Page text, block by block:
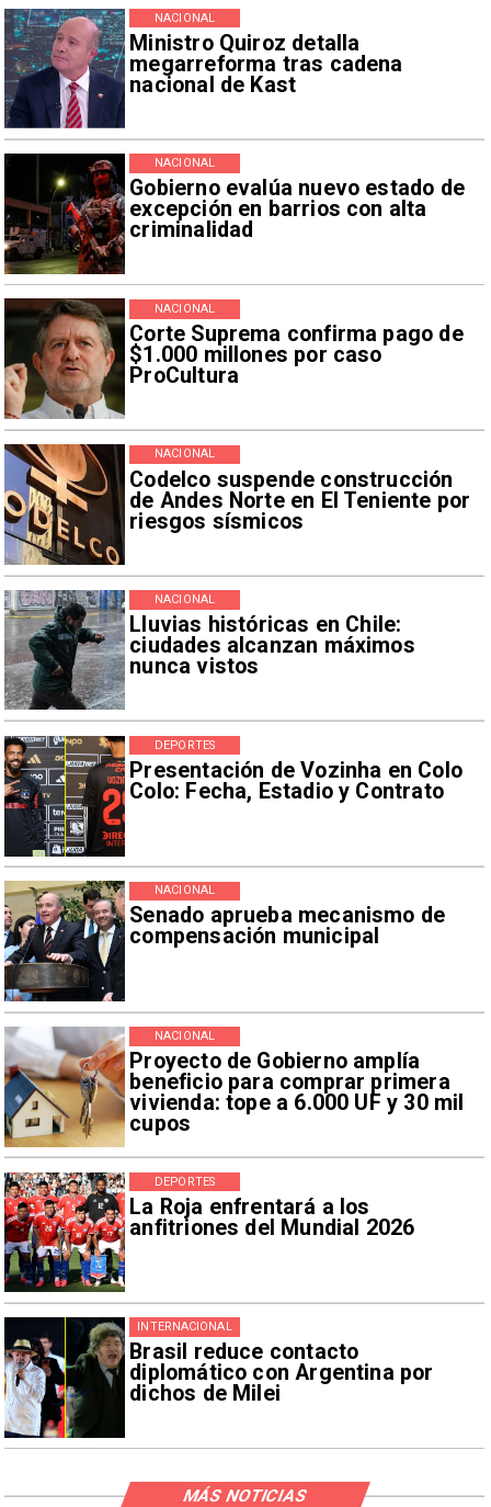
Ministro Quiroz detalla
megarreforma tras cadena
nacional de Kast
NACIONAL
Gobierno evalúa nuevo estado de
excepción en barrios con alta
criminalidad
NACIONAL
Corte Suprema confirma pago de
$1.000 millones por caso
ProCultura
NACIONAL
Codelco suspende construcción
de Andes Norte en El Teniente por
riesgos sísmicos
NACIONAL
Lluvias históricas en Chile:
ciudades alcanzan máximos
nunca vistos
NACIONAL
Presentación de Vozinha en Colo
Colo: Fecha, Estadio y Contrato
DEPORTES
Senado aprueba mecanismo de
compensación municipal
NACIONAL
Proyecto de Gobierno amplía
beneficio para comprar primera
vivienda: tope a 6.000 UF y 30 mil
cupos
NACIONAL
La Roja enfrentará a los
anfitriones del Mundial 2026
DEPORTES
Brasil reduce contacto
diplomático con Argentina por
dichos de Milei
INTERNACIONAL
MÁS NOTICIAS